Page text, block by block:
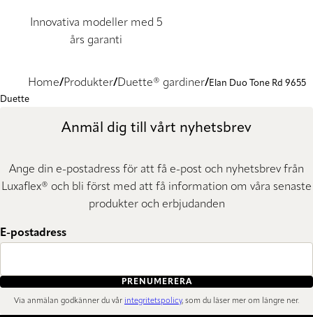
Innovativa modeller med 5
års garanti
Home Produkter Duette® gardiner
Elan Duo Tone Rd 9655
Duette
Anmäl dig till vårt nyhetsbrev
Ange din e-postadress för att få e-post och nyhetsbrev från
Luxaflex® och bli först med att få information om våra senaste
produkter och erbjudanden
E-postadress
PRENUMERERA
Via anmälan godkänner du vår integritetspolicy, som du läser mer om längre ner.